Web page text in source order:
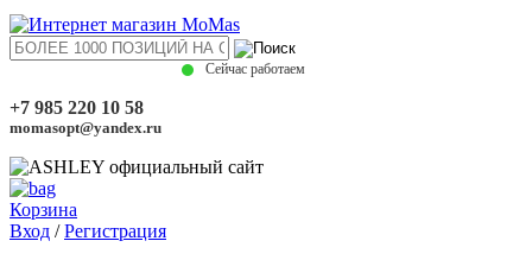
Сейчас работаем
+7 985 220 10 58
momasopt@yandex.ru
Корзина
Вход /Регистрация